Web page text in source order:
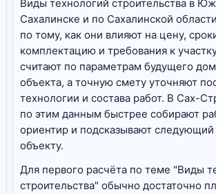
Виды технологий строительства в
Сахалинске и по Сахалинской
по тому, как они влияют на цену,
комплектацию и требования к
считают по параметрам будущего
объекта, а точную смету уточняют
технологии и состава работ. В Сах-
по этим данным быстрее собирают
ориентир и подсказывают следующий
объекту.
Для первого расчёта по теме "Виды
строительства" обычно достаточно